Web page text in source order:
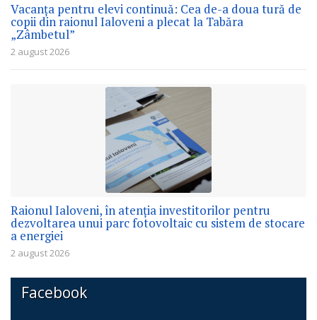
Vacanța pentru elevi continuă: Cea de-a doua tură de
copii din raionul Ialoveni a plecat la Tabăra
„Zâmbetul”
2 august 2026
Raionul Ialoveni, în atenția investitorilor pentru
dezvoltarea unui parc fotovoltaic cu sistem de stocare
a energiei
2 august 2026
Facebook